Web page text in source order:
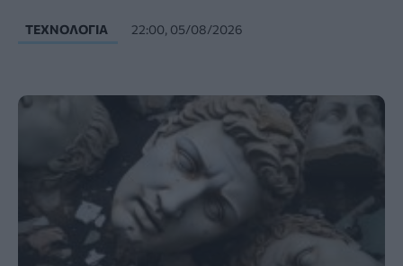
ΤΕΧΝΟΛΟΓΊΑ 22:00, 05/08/2026